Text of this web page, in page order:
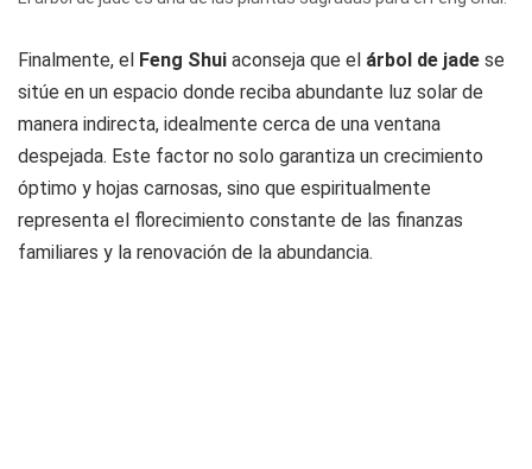
Finalmente, el Feng Shui aconseja que el árbol de jade se
sitúe en un espacio donde reciba abundante luz solar de
manera indirecta, idealmente cerca de una ventana
despejada. Este factor no solo garantiza un crecimiento
óptimo y hojas carnosas, sino que espiritualmente
representa el florecimiento constante de las finanzas
familiares y la renovación de la abundancia.